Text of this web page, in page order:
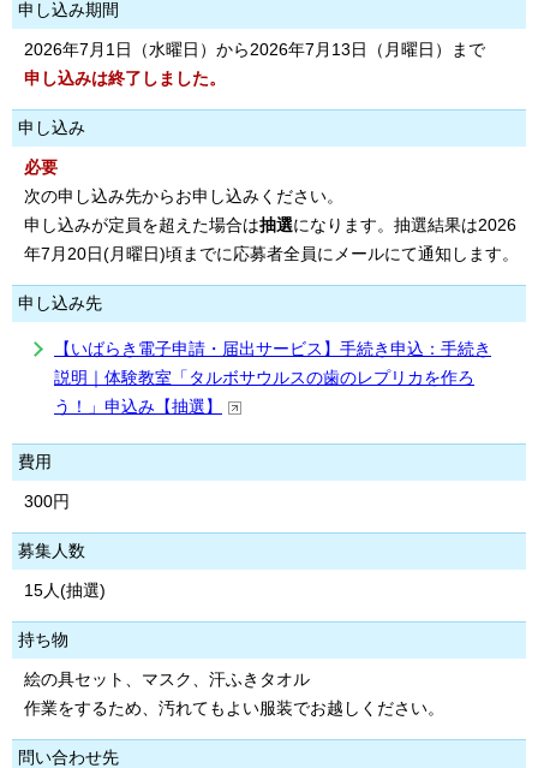
申し込み期間
2026年7月1日（水曜日）から2026年7月13日（月曜日）まで
申し込みは終了しました。
申し込み
必要
次の申し込み先からお申し込みください。
申し込みが定員を超えた場合は抽選になります。抽選結果は2026
年7月20日(月曜日)頃までに応募者全員にメールにて通知します。
申し込み先
【いばらき電子申請・届出サービス】手続き申込：手続き
説明｜体験教室「タルボサウルスの歯のレプリカを作ろ
う！」申込み【抽選】
費用
300円
募集人数
15人(抽選)
持ち物
絵の具セット、マスク、汗ふきタオル
作業をするため、汚れてもよい服装でお越しください。
問い合わせ先